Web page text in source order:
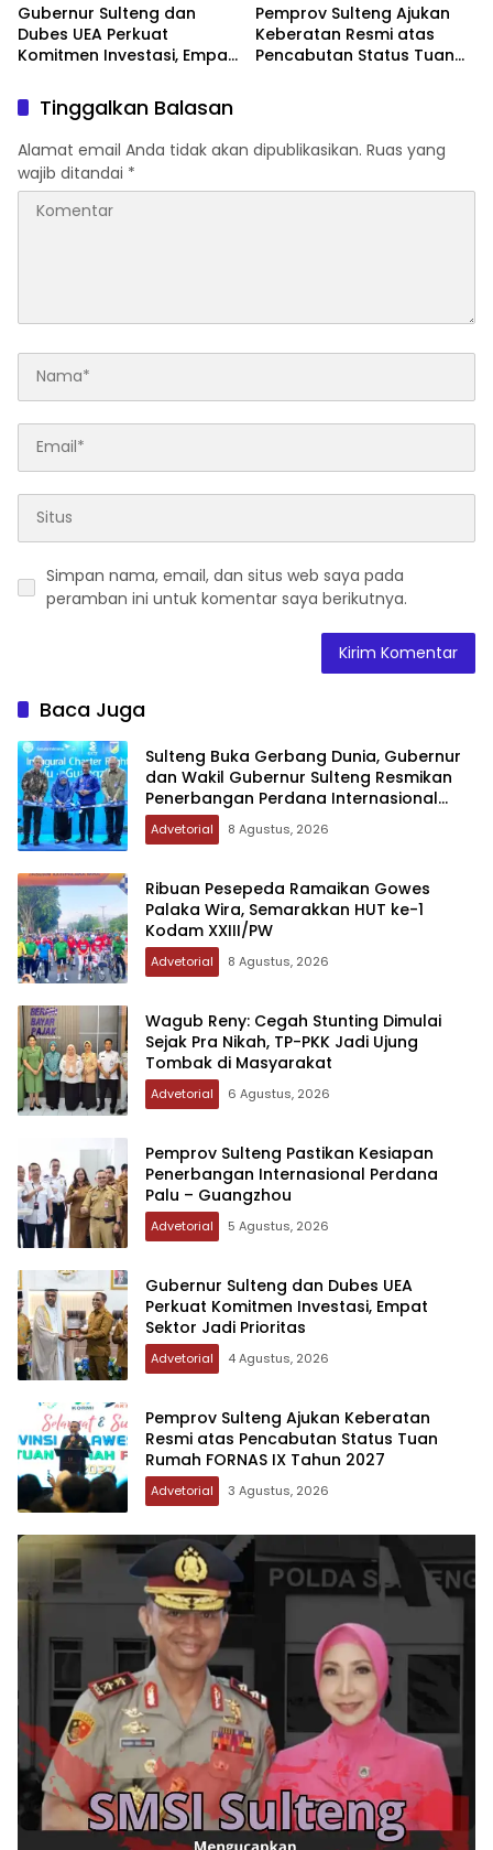
Gubernur Sulteng dan
Dubes UEA Perkuat
Komitmen Investasi, Empat
Pemprov Sulteng Ajukan
Keberatan Resmi atas
Pencabutan Status Tuan
Tinggalkan Balasan
Alamat email Anda tidak akan dipublikasikan. Ruas yang
wajib ditandai *
Simpan nama, email, dan situs web saya pada
peramban ini untuk komentar saya berikutnya.
Baca Juga
Sulteng Buka Gerbang Dunia, Gubernur
dan Wakil Gubernur Sulteng Resmikan
Penerbangan Perdana Internasional
Palu-Guangzhou
Advetorial 8 Agustus, 2026
Ribuan Pesepeda Ramaikan Gowes
Palaka Wira, Semarakkan HUT ke-1
Kodam XXIII/PW
Advetorial 8 Agustus, 2026
Wagub Reny: Cegah Stunting Dimulai
Sejak Pra Nikah, TP-PKK Jadi Ujung
Tombak di Masyarakat
Advetorial 6 Agustus, 2026
Pemprov Sulteng Pastikan Kesiapan
Penerbangan Internasional Perdana
Palu – Guangzhou
Advetorial 5 Agustus, 2026
Gubernur Sulteng dan Dubes UEA
Perkuat Komitmen Investasi, Empat
Sektor Jadi Prioritas
Advetorial 4 Agustus, 2026
Pemprov Sulteng Ajukan Keberatan
Resmi atas Pencabutan Status Tuan
Rumah FORNAS IX Tahun 2027
Advetorial 3 Agustus, 2026